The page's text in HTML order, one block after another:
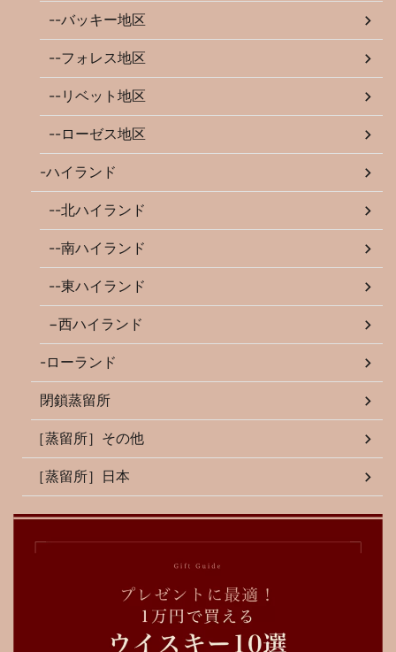
--バッキー地区
--フォレス地区
--リベット地区
--ローゼス地区
-ハイランド
--北ハイランド
--南ハイランド
--東ハイランド
−西ハイランド
-ローランド
閉鎖蒸留所
［蒸留所］その他
［蒸留所］日本